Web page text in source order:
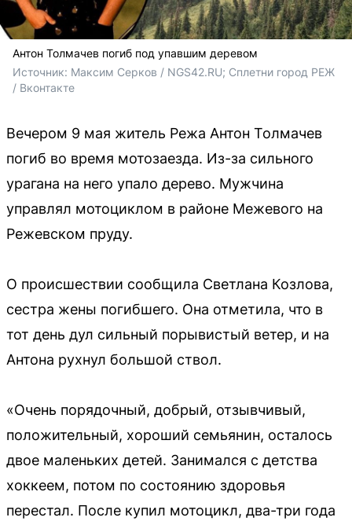
Антон Толмачев погиб под упавшим деревом
Источник: Максим Серков / NGS42.RU; Сплетни город РЕЖ
/ Вконтакте
Вечером 9 мая житель Режа Антон Толмачев
погиб во время мотозаезда. Из-за сильного
урагана на него упало дерево. Мужчина
управлял мотоциклом в районе Межевого на
Режевском пруду.
О происшествии сообщила Светлана Козлова,
сестра жены погибшего. Она отметила, что в
тот день дул сильный порывистый ветер, и на
Антона рухнул большой ствол.
«Очень порядочный, добрый, отзывчивый,
положительный, хороший семьянин, осталось
двое маленьких детей. Занимался с детства
хоккеем, потом по состоянию здоровья
перестал. После купил мотоцикл, два-три года